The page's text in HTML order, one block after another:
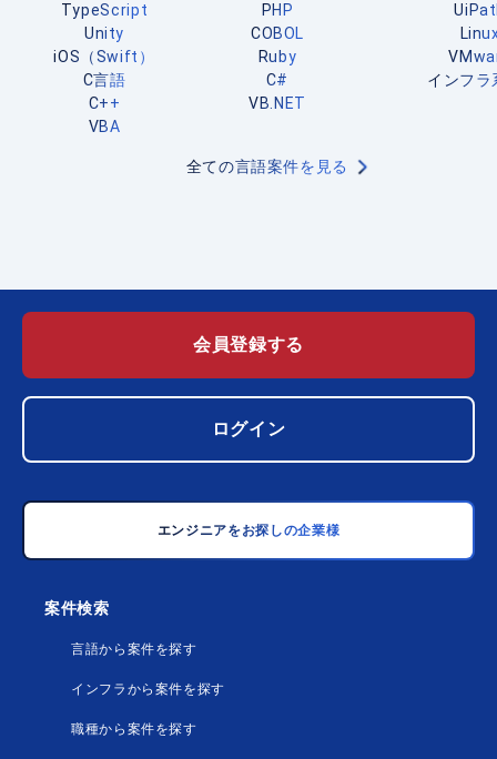
TypeScript
PHP
Unity
COBOL
iOS（Swift）
Ruby
C言語
C#
C++
VB.NET
VBA
全ての言語案件を見る
インフラ
会員登録する
ログイン
エンジニアをお探しの企業様
案件検索
言語から案件を探す
インフラから案件を探す
職種から案件を探す